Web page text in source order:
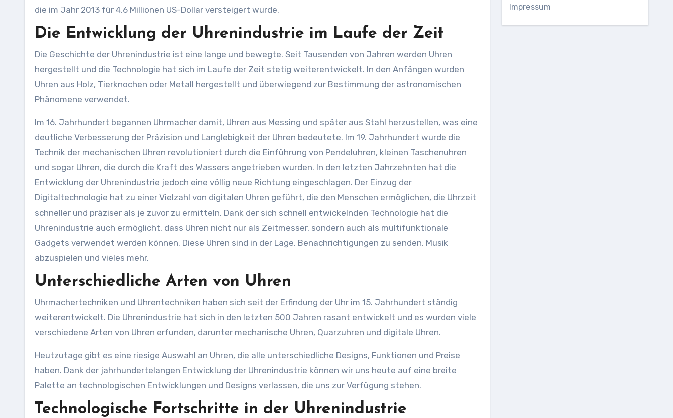
die im Jahr 2013 für 4,6 Millionen US-Dollar versteigert wurde.
Die Entwicklung der Uhrenindustrie im Laufe der Zeit
Die Geschichte der Uhrenindustrie ist eine lange und bewegte. Seit Tausenden von Jahren werden Uhren
hergestellt und die Technologie hat sich im Laufe der Zeit stetig weiterentwickelt. In den Anfängen wurden
Uhren aus Holz, Tierknochen oder Metall hergestellt und überwiegend zur Bestimmung der astronomischen
Phänomene verwendet.
Im 16. Jahrhundert begannen Uhrmacher damit, Uhren aus Messing und später aus Stahl herzustellen, was eine
deutliche Verbesserung der Präzision und Langlebigkeit der Uhren bedeutete. Im 19. Jahrhundert wurde die
Technik der mechanischen Uhren revolutioniert durch die Einführung von Pendeluhren, kleinen Taschenuhren
und sogar Uhren, die durch die Kraft des Wassers angetrieben wurden. In den letzten Jahrzehnten hat die
Entwicklung der Uhrenindustrie jedoch eine völlig neue Richtung eingeschlagen. Der Einzug der
Digitaltechnologie hat zu einer Vielzahl von digitalen Uhren geführt, die den Menschen ermöglichen, die Uhrzeit
schneller und präziser als je zuvor zu ermitteln. Dank der sich schnell entwickelnden Technologie hat die
Uhrenindustrie auch ermöglicht, dass Uhren nicht nur als Zeitmesser, sondern auch als multifunktionale
Gadgets verwendet werden können. Diese Uhren sind in der Lage, Benachrichtigungen zu senden, Musik
abzuspielen und vieles mehr.
Unterschiedliche Arten von Uhren
Uhrmachertechniken und Uhrentechniken haben sich seit der Erfindung der Uhr im 15. Jahrhundert ständig
weiterentwickelt. Die Uhrenindustrie hat sich in den letzten 500 Jahren rasant entwickelt und es wurden viele
verschiedene Arten von Uhren erfunden, darunter mechanische Uhren, Quarzuhren und digitale Uhren.
Heutzutage gibt es eine riesige Auswahl an Uhren, die alle unterschiedliche Designs, Funktionen und Preise
haben. Dank der jahrhundertelangen Entwicklung der Uhrenindustrie können wir uns heute auf eine breite
Palette an technologischen Entwicklungen und Designs verlassen, die uns zur Verfügung stehen.
Technologische Fortschritte in der Uhrenindustrie
Impressum